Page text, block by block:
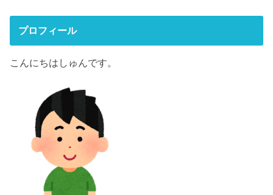
プロフィール
こんにちはしゅんです。